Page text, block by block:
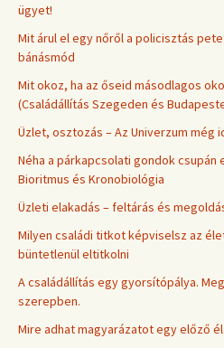
ügyet!
Mit árul el egy nőről a policisztás
bánásmód
Mit okoz, ha az őseid másodlagos
(Családállítás Szegeden és
Üzlet, osztozás – Az Univerzum
Néha a párkapcsolati gondok csupán
Bioritmus és Kronobiológia
Üzleti elakadás – feltárás és
Milyen családi titkot képviselsz az
büntetlenül eltitkolni
A családállítás egy gyorsítópálya.
szerepben.
Mire adhat magyarázatot egy előző